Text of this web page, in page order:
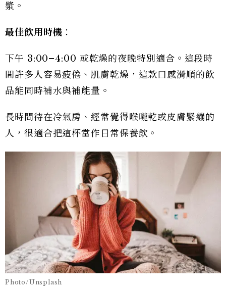
漿。
最佳飲用時機 ：
下午 3:00–4:00 或乾燥的夜晚特別適合。這段時
間許多人容易疲倦、肌膚乾燥，這款口感滑順的飲
品能同時補水與補能量。
長時間待在冷氣房、經常覺得喉嚨乾或皮膚緊繃的
人，很適合把這杯當作日常保養飲。
Photo/Unsplash